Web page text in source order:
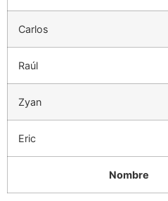
Carlos
Raúl
Zyan
Eric
Nombre